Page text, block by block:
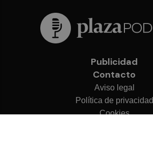
Publicidad
Contacto
Aviso legal
Política de privacidad
Cookies